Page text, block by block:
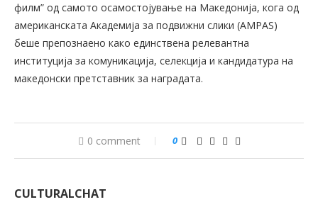
филм” од самото осамостојување на Македонија, кога од
американската Академија за подвижни слики (AMPAS)
беше препознаено како единствена релевантна
институција за комуникација, селекција и кандидатура на
македонски претставник за наградата.
0 comment 0
CULTURALCHAT